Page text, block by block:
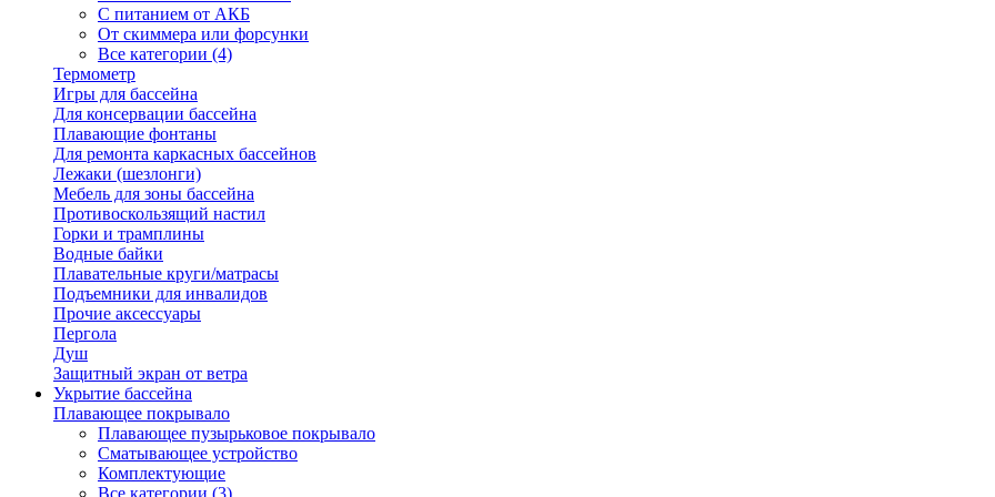
С питанием от АКБ
От скиммера или форсунки
Все категории (4)
Термометр
Игры для бассейна
Для консервации бассейна
Плавающие фонтаны
Для ремонта каркасных бассейнов
Лежаки (шезлонги)
Мебель для зоны бассейна
Противоскользящий настил
Горки и трамплины
Водные байки
Плавательные круги/матрасы
Подъемники для инвалидов
Прочие аксессуары
Пергола
Душ
Защитный экран от ветра
Укрытие бассейна
Плавающее покрывало
Плавающее пузырьковое покрывало
Сматывающее устройство
Комплектующие
Все категории (3)